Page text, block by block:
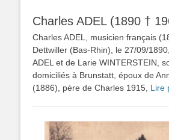
Charles ADEL (1890 †
Charles ADEL, musicien français
Dettwiller (Bas-Rhin), le 27/09/
ADEL et de Larie WINTERSTEIN,
domiciliés à Brunstatt, époux de
(1886), père de Charles 1915, Lire